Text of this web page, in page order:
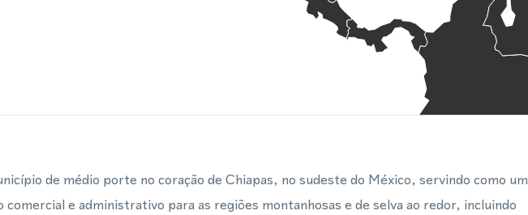
de médio porte no coração de Chiapas, no sudeste do México, servindo como um
e administrativo para as regiões montanhosas e de selva ao redor, incluindo